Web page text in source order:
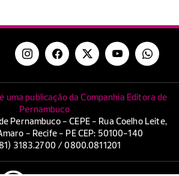
uma publicação da Companhia Editora de
Pernambuco
Pernambuco - CEPE - Rua Coelho Leite,
- Recife - PE CEP: 50100-140
3183.2700 / 0800.0811201